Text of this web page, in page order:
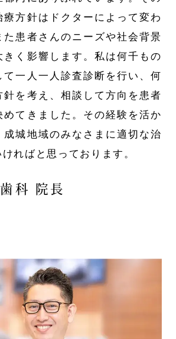
療方針はドクターによって変わ
た患者さんのニーズや社会背景
きく影響します。私は何千もの
て一人一人診査診断を行い、何
針を考え、相談して方向を患者
めてきました。その経験を活か
成城地域のみなさまに適切な治
ればと思っております。
科 院長